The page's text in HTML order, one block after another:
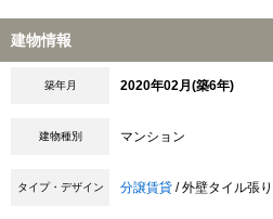
建物情報
築年月 2020年02月(築6年)
建物種別 マンション
タイプ・デザイン 分譲賃貸 / 外壁タイル張り